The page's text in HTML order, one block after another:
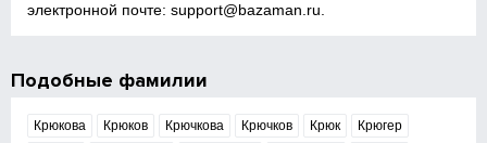
электронной почте:support@bazaman.ru
Подобные фамилии
Крюкова Крюков Крючкова Крючков Крюк
Крюгер